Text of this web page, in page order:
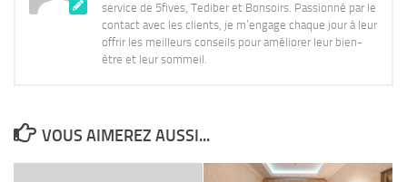
service de 5fives, Tediber et Bonsoirs. Passionné par le
contact avec les clients, je m’engage chaque jour à leur
offrir les meilleurs conseils pour améliorer leur bien-
être et leur sommeil.
VOUS AIMEREZ AUSSI...